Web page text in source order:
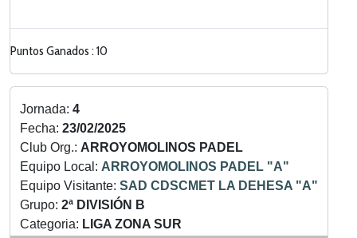
Puntos Ganados : 10
Jornada: 4
Fecha: 23/02/2025
Club Org.: ARROYOMOLINOS PADEL
Equipo Local: ARROYOMOLINOS PADEL "A"
Equipo Visitante: SAD CDSCMET LA DEHESA "A"
Grupo: 2ª DIVISIÓN B
Categoria: LIGA ZONA SUR